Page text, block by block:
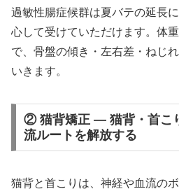
過敏性腸症候群は夏バテの延長
心して受けていただけます。体
で、骨盤の傾き・左右差・ねじ
いきます。
② 猫背矯正 — 猫背・首こ
流ルートを解放する
猫背と首こりは、神経や血流の